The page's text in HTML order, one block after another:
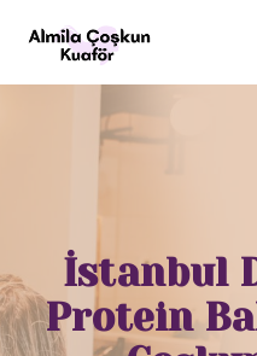
İstanbul
Protein